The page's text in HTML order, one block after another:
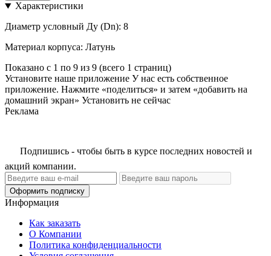
Характеристики
Диаметр условный Ду (Dn): 8
Материал корпуса: Латунь
Показано с 1 по 9 из 9 (всего 1 страниц)
Установите наше приложение У нас есть собственное
приложение. Нажмите «поделиться» и затем «добавить на
домашний экран» Установить не сейчас
Реклама
Подпишись - чтобы быть в курсе последних новостей и
акций компании.
Оформить подписку
Информация
Как заказать
О Компании
Политика конфиденциальности